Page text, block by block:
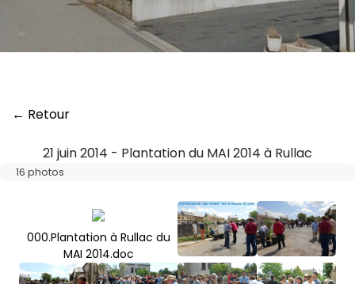
← Retour
21 juin 2014 - Plantation du MAI 2014 à Rullac
16 photos
000.Plantation à Rullac du
MAI 2014.doc